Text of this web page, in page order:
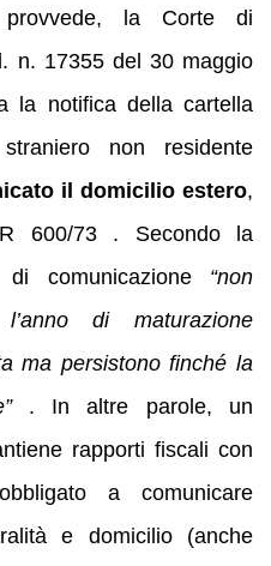
la Corte di
n. 17355 del 30 maggio
la notifica della cartella
non residente
il domicilio estero,
600/73 . Secondo la
comunicazione “non
di maturazione
ma persistono finché la
. In altre parole, un
rapporti fiscali con
a comunicare
e domicilio (anche